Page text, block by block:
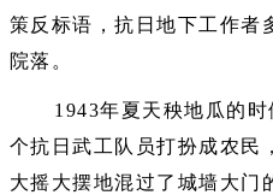
策反标语，抗日地下工作者
院落。
1943年夏天秧地瓜的
个抗日武工队员打扮成农民
大摇大摆地混过了城墙大门